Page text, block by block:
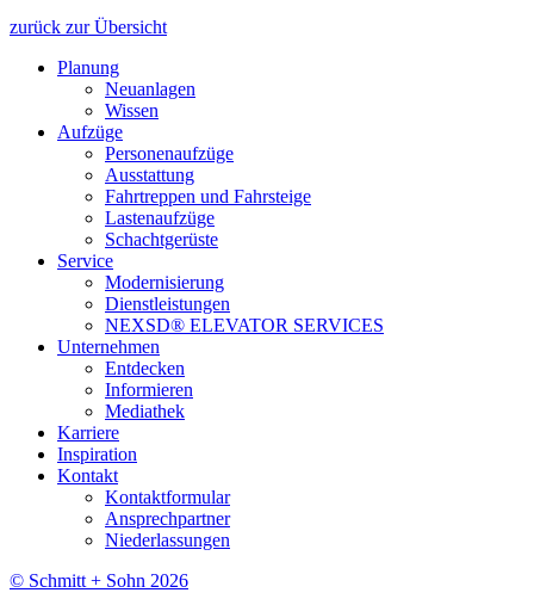
zurück zur Übersicht
Planung
Neuanlagen
Wissen
Aufzüge
Personenaufzüge
Ausstattung
Fahrtreppen und Fahrsteige
Lastenaufzüge
Schachtgerüste
Service
Modernisierung
Dienstleistungen
NEXSD® ELEVATOR SERVICES
Unternehmen
Entdecken
Informieren
Mediathek
Karriere
Inspiration
Kontakt
Kontaktformular
Ansprechpartner
Niederlassungen
© Schmitt + Sohn 2026